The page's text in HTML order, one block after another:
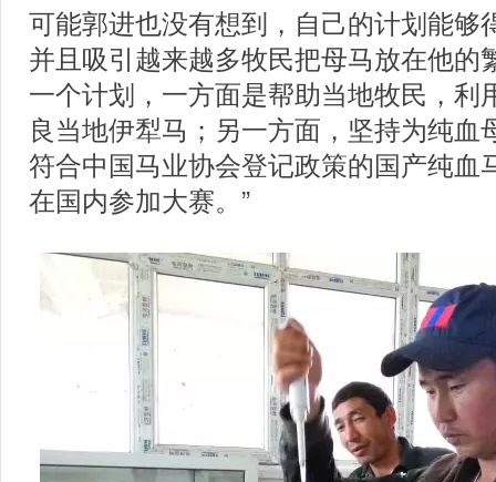
可能郭进也没有想到，自己的计划能够
并且吸引越来越多牧民把母马放在他的
一个计划，一方面是帮助当地牧民，利
良当地伊犁马；另一方面，坚持为纯血
符合中国马业协会登记政策的国产纯血
在国内参加大赛。”